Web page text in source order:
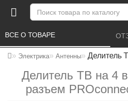
Электрика Антенны Делитель
Делитель ТВ на 4
разъем
ВСЕ О ТОВАРЕ